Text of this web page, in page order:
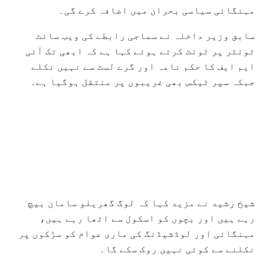
مہنگائی سیاسی بحران میں اضافہ کرے گی۔
سابق وزیر داخلہ نے سماجی رابطے کی ویب سائٹ
ٹوئٹر پر ٹوئٹ کرتے ہوئے کہا ہے کہ ابھی تک آئی
ایم ایف کا حکم نامہ اور گرے لسٹ سے نہیں نکلے
جبکہ سپر ٹیکس بھی غریبوں پر منتقل ہوگیا ہے۔
شیخ رشید نے مزید کہا کہ لوگ گھریلو سامان بیچ
رہے ہیں اور بچوں کو اسکول سے اٹھا رہے ہیں،
مہنگائی اور لوڈشیڈنگ کی ماری عوام کو سڑکوں پر
نکلنے سے کوئی نہیں روک سکے گا۔